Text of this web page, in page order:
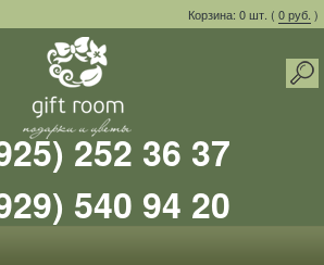
Корзина: 0 шт. ( 0 руб. )
252 36 37
540 94 20